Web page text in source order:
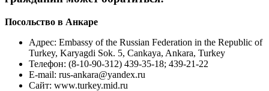
Посольство в Анкаре
Адрес: Embassy of the Russian Federation in the Republic of
Turkey, Karyagdi Sok. 5, Cankaya, Ankara, Turkey
Телефон: (8-10-90-312) 439-35-18; 439-21-22
E-mail: rus-ankara@yandex.ru
Сайт: www.turkey.mid.ru